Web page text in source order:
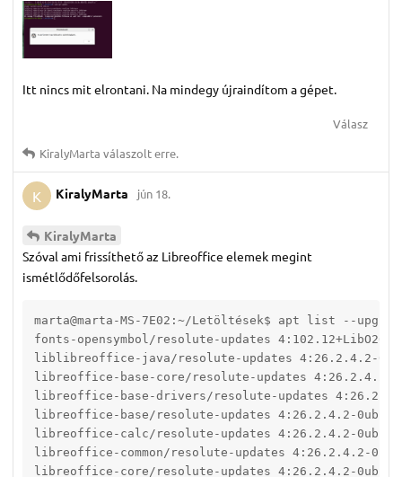
Itt nincs mit elrontani. Na mindegy újraindítom a gépet.
Válasz
KiralyMarta válaszolt erre.
K KiralyMarta jún 18.
KiralyMarta
Szóval ami frissíthető az Libreoffice elemek megint
ismétlődőfelsorolás.
marta@marta-MS-7E02:~/Letöltések$ apt list --
fonts-opensymbol/resolute-updates
liblibreoffice-java/resolute-updates 4:26.2.4.2-
libreoffice-base-core/resolute-updates 4:26.2.4.2-
libreoffice-base-drivers/resolute-updates
libreoffice-base/resolute-updates 4:26.2.4.2-
libreoffice-calc/resolute-updates 4:26.2.4.2-
libreoffice-common/resolute-updates 4:26.2.4.2-
libreoffice-core/resolute-updates 4:26.2.4.2-